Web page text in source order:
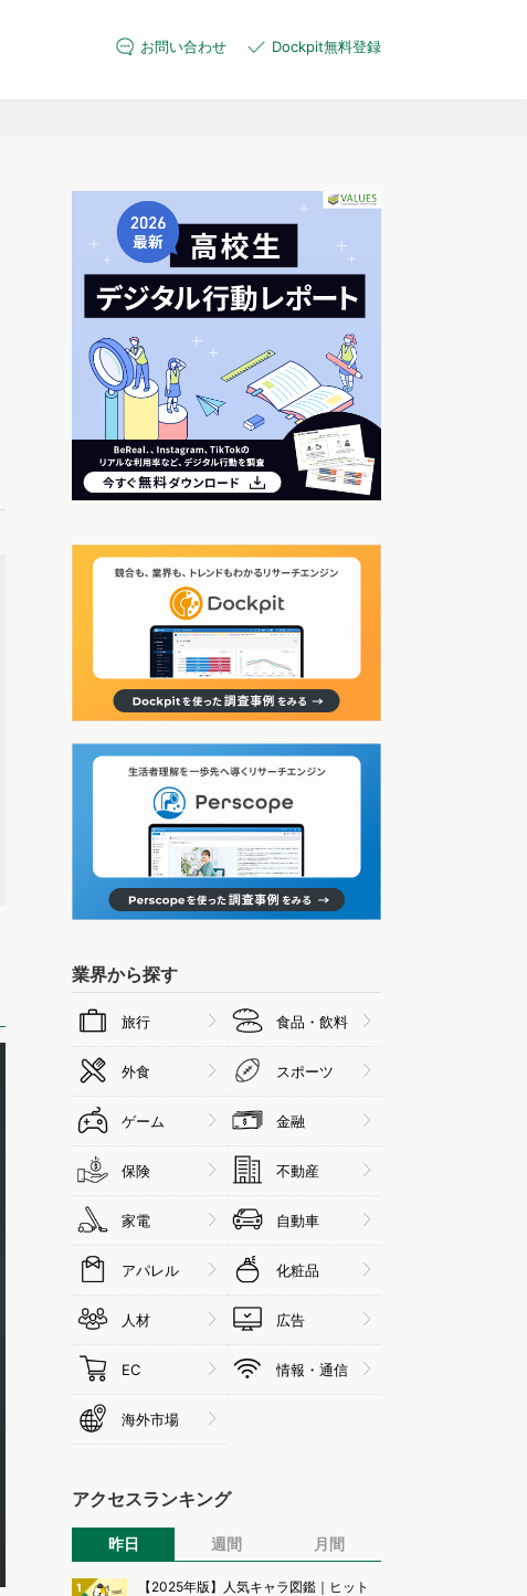
お問い合わせ Dockpit無料登録
業界から探す
旅行 食品・飲料
外食 スポーツ
ゲーム 金融
保険 不動産
家電 自動車
アパレル 化粧品
人材 広告
EC 情報・通信
海外市場
アクセスランキング
昨日 週間 月間
1
【2025年版】人気キャラ図鑑｜ヒット